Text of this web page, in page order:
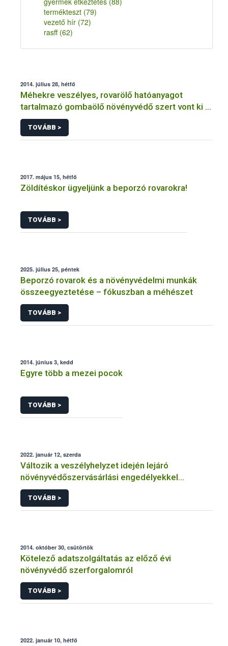
termékteszt (79)
vezető hír (72)
rasff (62)
2014. július 28, hétfő
Méhekre veszélyes, rovarölő hatóanyagot
tartalmazó gombaölő növényvédő szert vont ki a
forgalomból a NÉBIH
TOVÁBB >
2017. május 15, hétfő
Zöldítéskor ügyeljünk a beporzó rovarokra!
TOVÁBB >
2025. július 25, péntek
Beporzó rovarok és a növényvédelmi munkák
összeegyeztetése – fókuszban a méhészet
TOVÁBB >
2014. június 3, kedd
Egyre több a mezei pocok
TOVÁBB >
2022. január 12, szerda
Változik a veszélyhelyzet idején lejáró
növényvédőszervásárlási engedélyekkel
kapcsolatos szabályozás
TOVÁBB >
2014. október 30, csütörtök
Kötelező adatszolgáltatás az előző évi
növényvédő szerforgalomról
TOVÁBB >
2022. január 10, hétfő